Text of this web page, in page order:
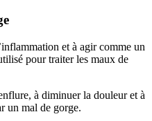
et à agir comme un
pour traiter les maux de
à diminuer la douleur et à
un mal de gorge.